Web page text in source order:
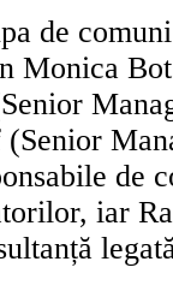
de
Monica
de
iar